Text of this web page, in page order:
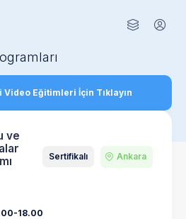
Eğitimleri İçin Tıklayın
ve
Sertifikalı Ankara
18.00